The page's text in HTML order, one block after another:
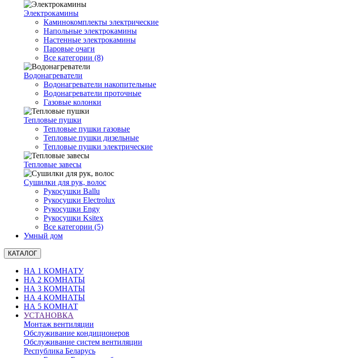
Электрокамины
Каминокомплекты электрические
Напольные электрокамины
Настенные электрокамины
Паровые очаги
Все категории (8)
Водонагреватели
Водонагреватели накопительные
Водонагреватели проточные
Газовые колонки
Тепловые пушки
Тепловые пушки газовые
Тепловые пушки дизельные
Тепловые пушки электрические
Тепловые завесы
Сушилки для рук, волоc
Рукосушки Ballu
Рукосушки Electrolux
Рукосушки Engy
Рукосушки Ksitex
Все категории (5)
Умный дом
КАТАЛОГ
НА 1 КОМНАТУ
НА 2 КОМНАТЫ
НА 3 КОМНАТЫ
НА 4 КОМНАТЫ
НА 5 КОМНАТ
УСТАНОВКА
Монтаж вентиляции
Обслуживание кондиционеров
Обслуживание систем вентиляции
Республика Беларусь